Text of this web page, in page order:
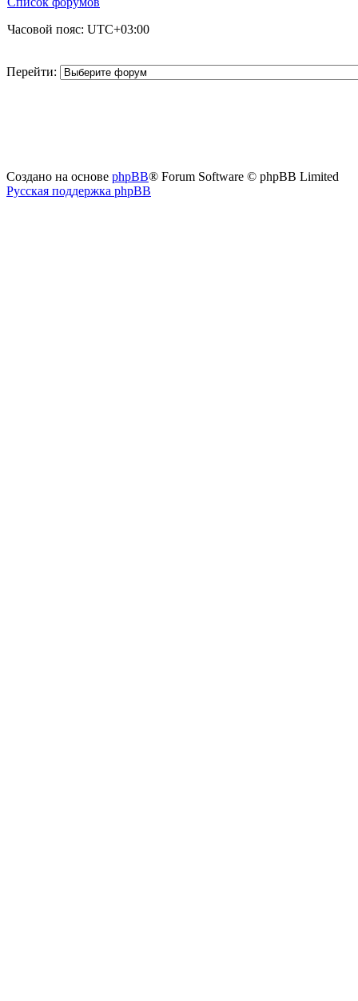
Часовой пояс: UTC+03:00
Перейти:
Создано на основе phpBB® Forum Software © phpBB Limited
Русская поддержка phpBB